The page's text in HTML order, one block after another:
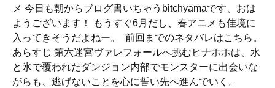
メ 今日も朝からブログ書いちゃうbitchyamaです、おは
ようございます！ もうすぐ6月だし、春アニメも佳境に
入ってきそうだよねー。 前回までのネタバレはこちら。
あらすじ 第六迷宮ヴァレフォールへ挑むヒナホホは、水
と氷で覆われたダンジョン内部でモンスターに出会いな
がらも、逃げないことを心に誓い先へ進んでいく。